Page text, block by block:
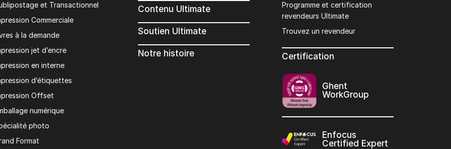
et Transactionnel
Commerciale
à la demande
jet d’encre
en interne
d’étiquettes
Offset
numérique
photo
Format
Contenu Ultimate
Soutien Ultimate
Notre histoire
Programme et certification
revendeurs Ultimate
Trouvez un revendeur
Certification
Ghent
WorkGroup
Enfocus
Certified Expert